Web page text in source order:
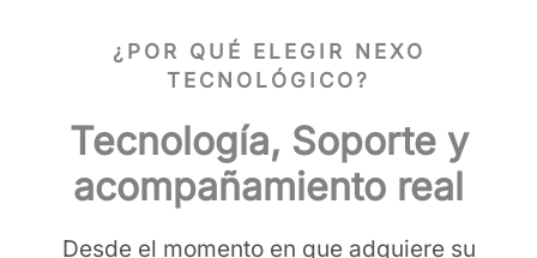
¿ POR QUÉ ELEGIR NEXO
TECNOLÓGICO?
Tecnología, Soporte y
acompañamiento real
Desde el momento en que adquiere su